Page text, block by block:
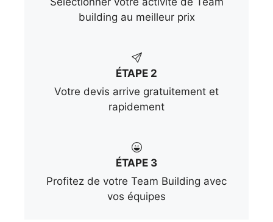
building au meilleur prix
ÉTAPE 2
Votre devis arrive gratuitement et
rapidement
ÉTAPE 3
Profitez de votre Team Building avec
vos équipes